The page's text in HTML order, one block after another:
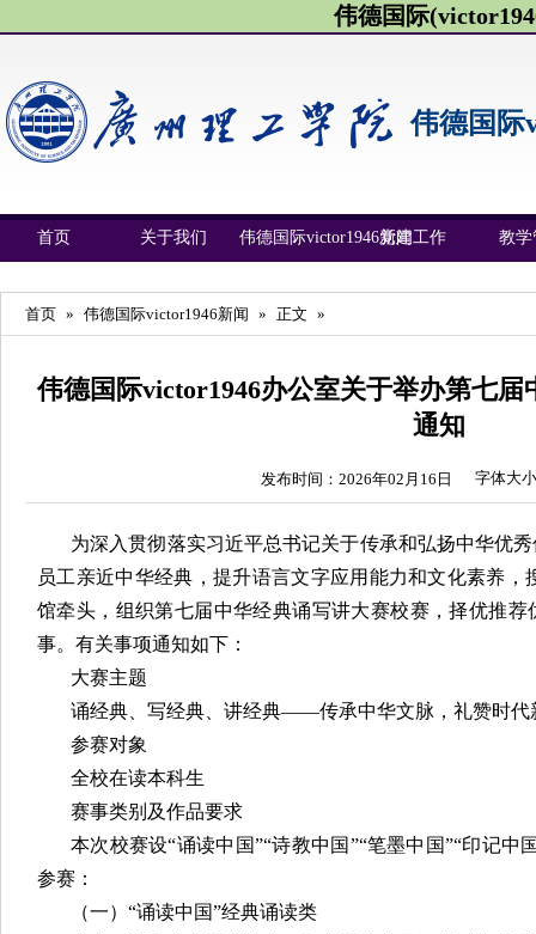
伟德国际
伟德国际
首页 关于我们 伟德国际victor1946新闻党建工作 教学
首页 » 伟德国际victor1946新闻 » 正文 »
伟德国际victor1946办公室关于举办第七
通知
发布时间：2026年02月16日 字体大
为深入贯彻落实习近平总书记关于传承和弘扬中华优
员工亲近中华经典，提升语言文字应用能力和文化素养，
馆牵头，组织第七届中华经典诵写讲大赛校赛，择优推
事。有关事项通知如下：
大赛主题
诵经典、写经典、讲经典——传承中华文脉，礼赞时代
参赛对象
全校在读本科生
赛事类别及作品要求
本次校赛设“诵读中国”“诗教中国”“笔墨中国”“印记
参赛：
（一）“诵读中国”经典诵读类